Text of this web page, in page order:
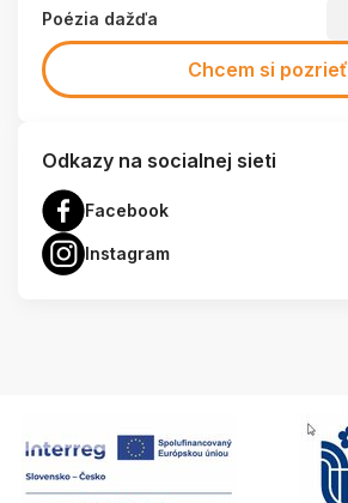
Poézia dažďa
Chcem si pozrieť
Odkazy na socialnej sieti
Facebook
Instagram